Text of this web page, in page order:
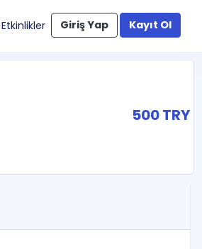
Etkinlikler Giriş Yap Kayıt Ol
500 TRY